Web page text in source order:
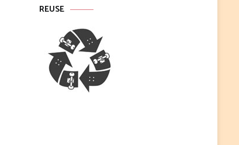
REUSE